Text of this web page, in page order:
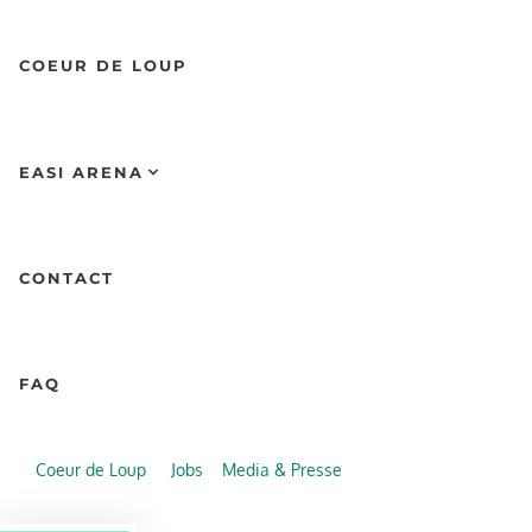
COEUR DE LOUP
EASI ARENA
CONTACT
FAQ
Coeur de Loup Jobs Media & Presse